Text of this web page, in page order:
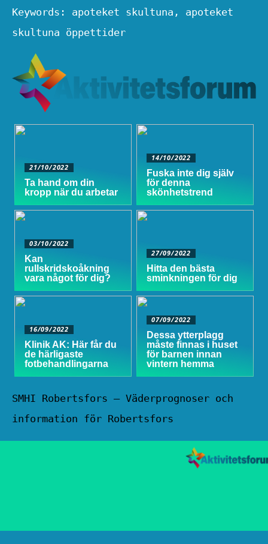
Keywords: apoteket skultuna, apoteket
skultuna öppettider
21/10/2022
Ta hand om din
kropp när du arbetar
14/10/2022
Fuska inte dig själv
för denna
skönhetstrend
03/10/2022
Kan
rullskridskoåkning
vara något för dig?
27/09/2022
Hitta den bästa
sminkningen för dig
16/09/2022
Klinik AK: Här får du
de härligaste
fotbehandlingarna
07/09/2022
Dessa ytterplagg
måste finnas i huset
för barnen innan
vintern hemma
SMHI Robertsfors – Väderprognoser och
information för Robertsfors